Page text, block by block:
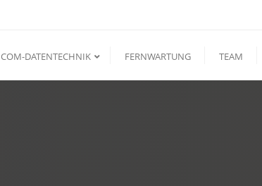
COM-DATENTECHNIK FERNWARTUNG TEAM